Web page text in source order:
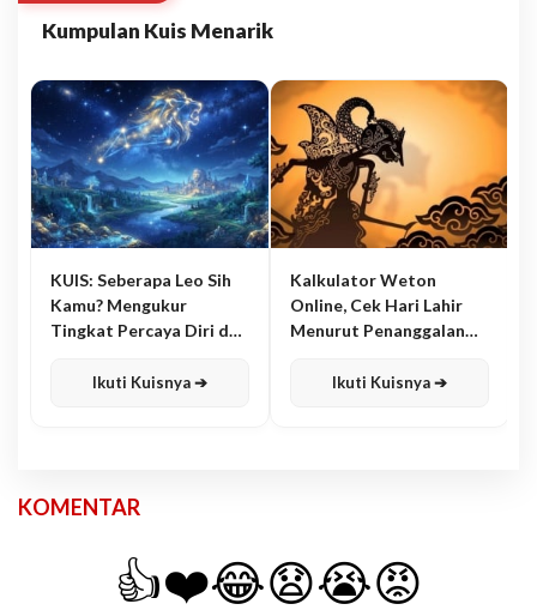
Kumpulan Kuis Menarik
KUIS: Seberapa Leo Sih
Kamu? Mengukur
Tingkat Percaya Diri dan
Ikuti Kuisnya ➔
Kalkulator Weton
Online, Cek Hari Lahir
Menurut Penanggalan
Ikuti Kuisnya ➔
KOMENTAR
👍❤️😂😧😭😡